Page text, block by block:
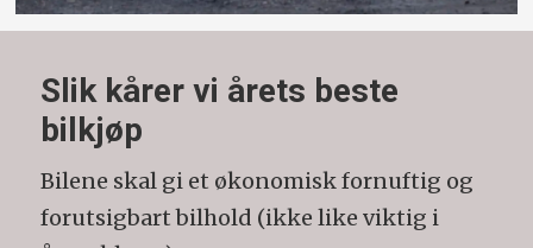
Slik kårer vi årets beste
bilkjøp
Bilene skal gi et økonomisk fornuftig og
forutsigbart bilhold (ikke like viktig i